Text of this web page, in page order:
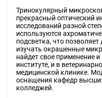
Тринокулярный
прекрасный оптический
исследований разной
используются
подсветка, что
изучать окрашенные
найдет свое применение
институте, и в
медицинской клинике.
оснащения кафедр
колледжей.